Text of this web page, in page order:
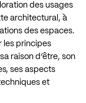
des usages
architectural, à
des espaces.
les principes
raison d’être, son
ses aspects
et